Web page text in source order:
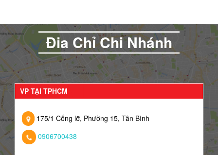
Đia Chỉ Chi Nhánh
VP TẠI TPHCM
175/1 Cống lỡ, Phường 15, Tân Bình
0906700438